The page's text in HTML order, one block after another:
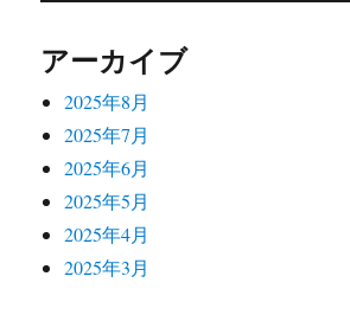
アーカイブ
2025年8月
2025年7月
2025年6月
2025年5月
2025年4月
2025年3月